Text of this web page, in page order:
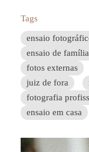
Tags
ensaio
ensaio de família
fotos externas
juiz de fora
fotografia
ensaio em casa